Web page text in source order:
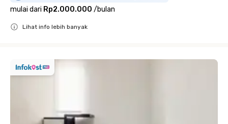
mulai dari Rp2.000.000 /bulan
Lihat info lebih banyak